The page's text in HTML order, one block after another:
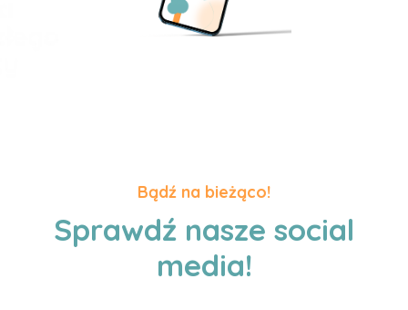
Bądź na bieżąco!
Sprawdź nasze social
media!